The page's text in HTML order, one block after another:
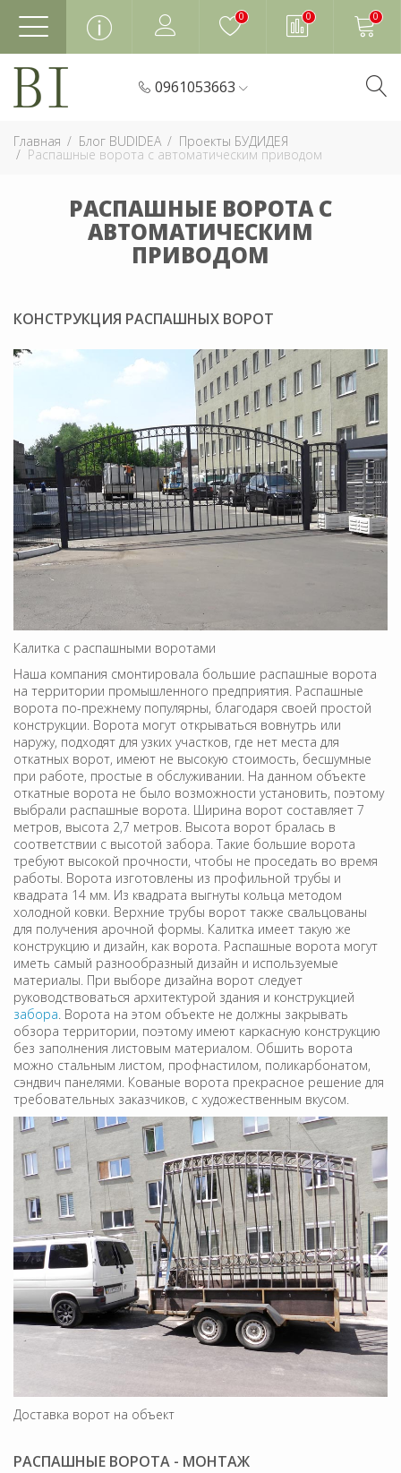
0 0 0
0961053663
Главная Блог BUDIDEA Проекты БУДИДЕЯ
Распашные ворота с автоматическим приводом
РАСПАШНЫЕ ВОРОТА С
АВТОМАТИЧЕСКИМ
ПРИВОДОМ
КОНСТРУКЦИЯ РАСПАШНЫХ ВОРОТ
Калитка с распашными воротами
Наша компания смонтировала большие распашные ворота
на территории промышленного предприятия. Распашные
ворота по-прежнему популярны, благодаря своей простой
конструкции. Ворота могут открываться вовнутрь или
наружу, подходят для узких участков, где нет места для
откатных ворот, имеют не высокую стоимость, бесшумные
при работе, простые в обслуживании. На данном объекте
откатные ворота не было возможности установить, поэтому
выбрали распашные ворота. Ширина ворот составляет 7
метров, высота 2,7 метров. Высота ворот бралась в
соответствии с высотой забора. Такие большие ворота
требуют высокой прочности, чтобы не проседать во время
работы. Ворота изготовлены из профильной трубы и
квадрата 14 мм. Из квадрата выгнуты кольца методом
холодной ковки. Верхние трубы ворот также свальцованы
для получения арочной формы. Калитка имеет такую же
конструкцию и дизайн, как ворота. Распашные ворота могут
иметь самый разнообразный дизайн и используемые
материалы. При выборе дизайна ворот следует
руководствоваться архитектурой здания и конструкцией
забора . Ворота на этом объекте не должны закрывать
обзора территории, поэтому имеют каркасную конструкцию
без заполнения листовым материалом. Обшить ворота
можно стальным листом, профнастилом, поликарбонатом,
сэндвич панелями. Кованые ворота прекрасное решение для
требовательных заказчиков, с художественным вкусом.
Доставка ворот на объект
РАСПАШНЫЕ ВОРОТА - МОНТАЖ